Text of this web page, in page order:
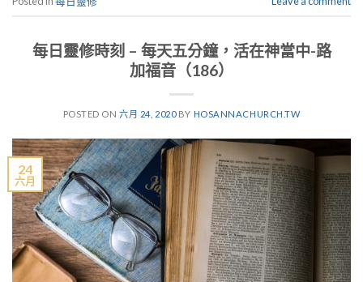
每日靈修時刻 – 每天五分鐘，活在神當中-路
加福音（186）
POSTED ON六月 24, 2020BY HOSANNACHURCH.TW
24
六月